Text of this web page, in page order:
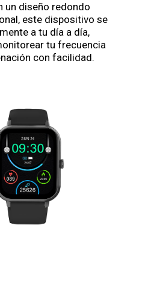
un diseño redondo
este dispositivo se
a tu día a día,
tu frecuencia
con facilidad.